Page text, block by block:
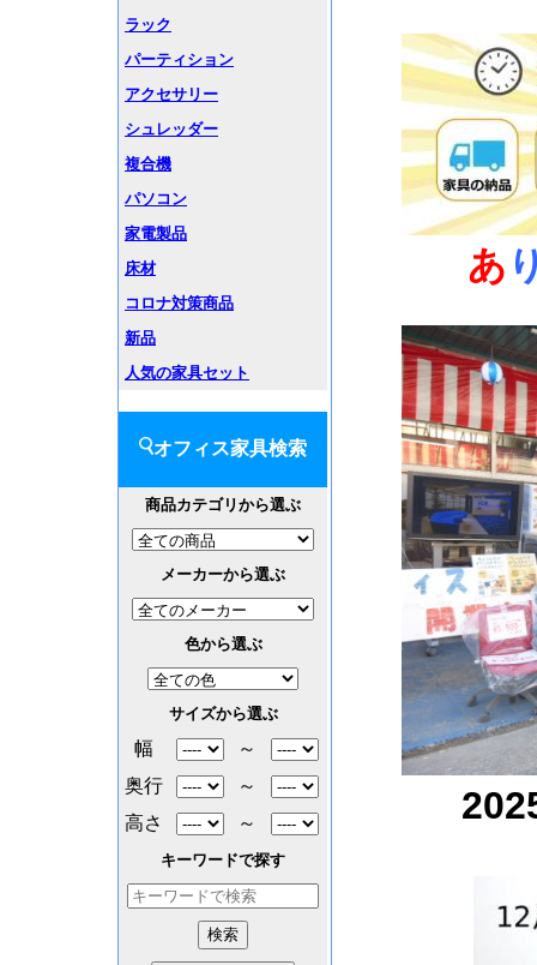
あ
ラック
パーティション
アクセサリー
シュレッダー
複合機
パソコン
家電製品
床材
コロナ対策商品
新品
人気の家具セット
オフィス家具検索
商品カテゴリから選ぶ
メーカーから選ぶ
色から選ぶ
サイズから選ぶ
幅
～
奥行
～
高さ
～
キーワードで探す